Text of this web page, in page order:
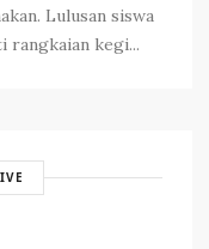
Lulusan siswa
kegi...